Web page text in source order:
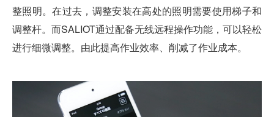
整照明。在过去，调整安装在高处的照明需要使用梯子和
调整杆。而SALIOT通过配备无线远程操作功能，可以轻松
进行细微调整。由此提高作业效率、削减了作业成本。